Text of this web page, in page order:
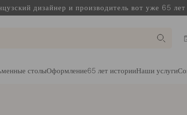
дизайнер и производитель вот уже 65 лет
столыОформление65 лет историиНаши услуги